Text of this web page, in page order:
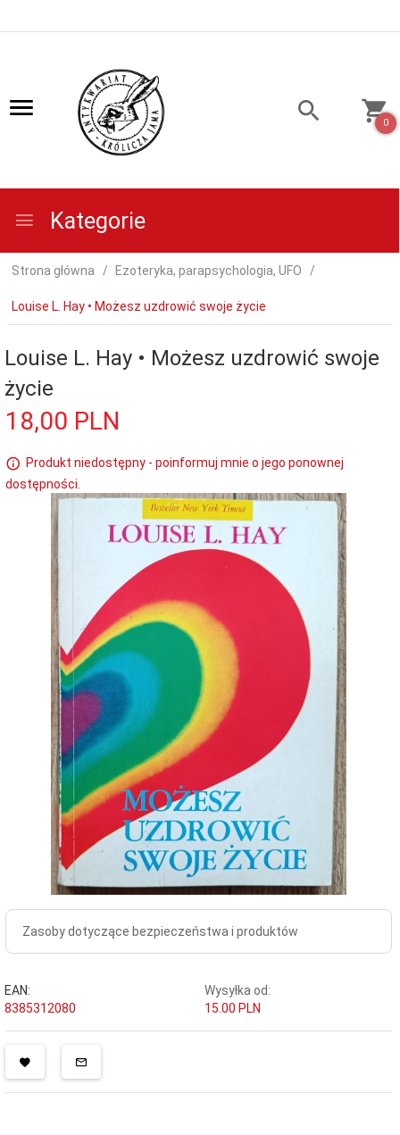
0
Kategorie
Strona główna Ezoteryka, parapsychologia, UFO
Louise L. Hay • Możesz uzdrowić swoje życie
Louise L. Hay • Możesz uzdrowić swoje
życie
18,00 PLN
Produkt niedostępny - poinformuj mnie o jego ponownej
dostępności.
Zasoby dotyczące bezpieczeństwa i produktów
EAN:
8385312080
Wysyłka od:
15.00 PLN